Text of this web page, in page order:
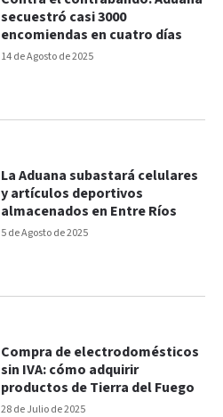
14 de Agosto de 2025
secuestró casi 3000
encomiendas en cuatro días
5 de Agosto de 2025
La Aduana subastará celulares
y artículos deportivos
almacenados en Entre Ríos
28 de Julio de 2025
Compra de electrodomésticos
sin IVA: cómo adquirir
productos de Tierra del Fuego